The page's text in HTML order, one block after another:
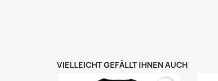
VIELLEICHT GEFÄLLT IHNEN AUCH